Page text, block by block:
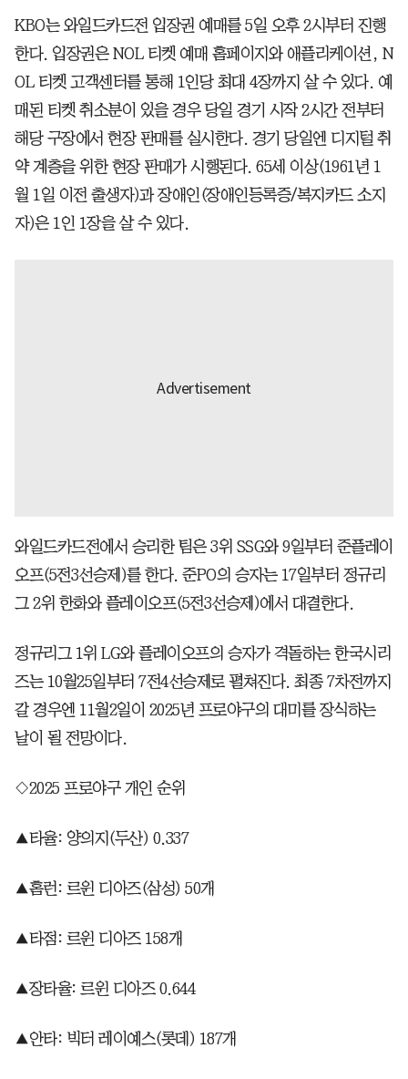
KBO는 와일드카드전 입장권 예매를 5일 오후 2시부터 진행
한다. 입장권은 NOL 티켓 예매 홈페이지와 애플리케이션, N
OL 티켓 고객센터를 통해 1인당 최대 4장까지 살 수 있다. 예
매된 티켓 취소분이 있을 경우 당일 경기 시작 2시간 전부터
해당 구장에서 현장 판매를 실시한다. 경기 당일엔 디지털 취
약 계층을 위한 현장 판매가 시행된다. 65세 이상(1961년 1
월 1일 이전 출생자)과 장애인(장애인등록증/복지카드 소지
자)은 1인 1장을 살 수 있다.
와일드카드전에서 승리한 팀은 3위 SSG와 9일부터 준플레이
오프(5전3선승제)를 한다. 준PO의 승자는 17일부터 정규리
그 2위 한화와 플레이오프(5전3선승제)에서 대결한다.
정규리그 1위 LG와 플레이오프의 승자가 격돌하는 한국시리
즈는 10월25일부터 7전4선승제로 펼쳐진다. 최종 7차전까지
갈 경우엔 11월2일이 2025년 프로야구의 대미를 장식하는
날이 될 전망이다.
◇2025 프로야구 개인 순위
▲타율: 양의지(두산) 0.337
▲홈런: 르윈 디아즈(삼성) 50개
▲타점: 르윈 디아즈 158개
▲장타율: 르윈 디아즈 0.644
▲안타: 빅터 레이예스(롯데) 187개